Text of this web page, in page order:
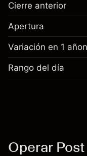
Cierre anterior
Apertura
Variación en 1 añon
Rango del día
Operar